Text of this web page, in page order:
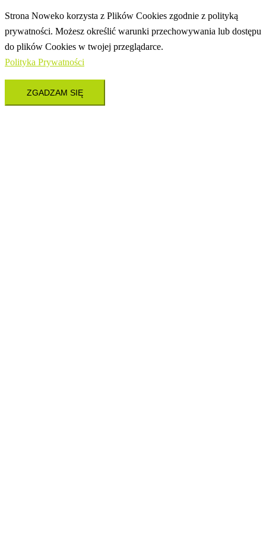
Strona Noweko korzysta z Plików Cookies zgodnie z polityką
prywatności. Możesz określić warunki przechowywania lub dostępu
do plików Cookies w twojej przeglądarce.
Polityka Prywatności
ZGADZAM SIĘ